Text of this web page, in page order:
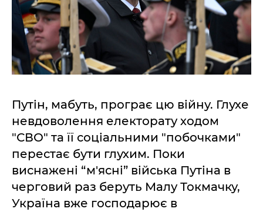
Путін, мабуть, програє цю війну. Глухе
невдоволення електорату ходом
"СВО" та її соціальними "побочками"
перестає бути глухим. Поки
виснажені “м'ясні” війська Путіна в
черговий раз беруть Малу Токмачку,
Україна вже господарює в